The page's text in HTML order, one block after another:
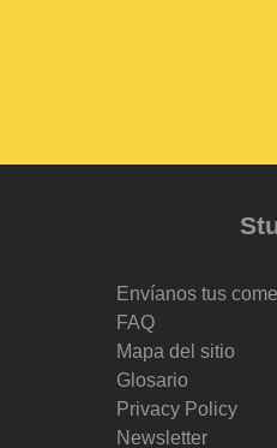
Envíanos tus
FAQ
Mapa del sitio
Glosario
Privacy Policy
Newsletter